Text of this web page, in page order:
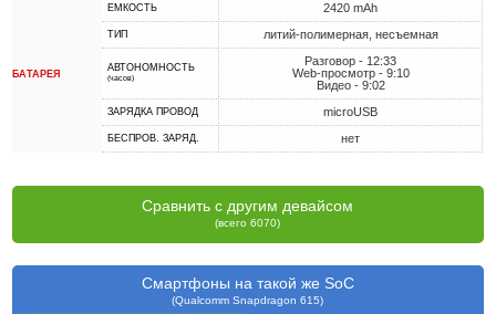
БАТАРЕЯ
ЕМКОСТЬ 2420 mAh
ТИП литий-полимерная, несъемная
АВТОНОМНОСТЬ
(часов)
Разговор - 12:33
Web-просмотр - 9:10
Видео - 9:02
ЗАРЯДКА ПРОВОД microUSB
БЕСПРОВ. ЗАРЯД. нет
Сравнить с другим девайсом
(всего 6070)
Смартфоны на такой же SoC
(Qualcomm Snapdragon 615)